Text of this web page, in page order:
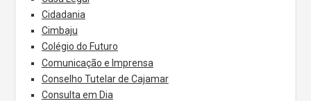
Cidadania
Cimbaju
Colégio do Futuro
Comunicação e Imprensa
Conselho Tutelar de Cajamar
Consulta em Dia